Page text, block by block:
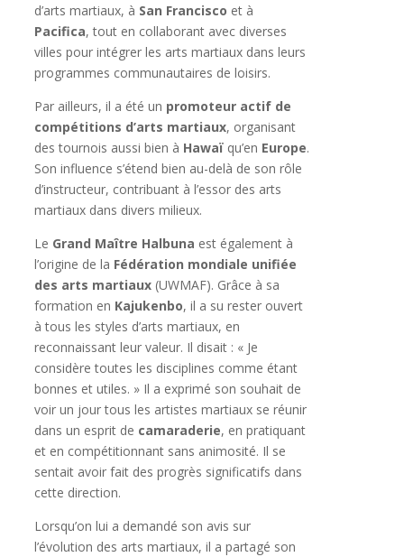
d’arts martiaux, à San Francisco et à
Pacifica, tout en collaborant avec diverses
villes pour intégrer les arts martiaux dans leurs
programmes communautaires de loisirs.
Par ailleurs, il a été un promoteur actif de
compétitions d’arts martiaux, organisant
des tournois aussi bien à Hawaï qu’en Europe.
Son influence s’étend bien au-delà de son rôle
d’instructeur, contribuant à l’essor des arts
martiaux dans divers milieux.
Le Grand Maître Halbuna est également à
l’origine de la Fédération mondiale unifiée
des arts martiaux (UWMAF). Grâce à sa
formation en Kajukenbo, il a su rester ouvert
à tous les styles d’arts martiaux, en
reconnaissant leur valeur. Il disait : « Je
considère toutes les disciplines comme étant
bonnes et utiles. » Il a exprimé son souhait de
voir un jour tous les artistes martiaux se réunir
dans un esprit de camaraderie, en pratiquant
et en compétitionnant sans animosité. Il se
sentait avoir fait des progrès significatifs dans
cette direction.
Lorsqu’on lui a demandé son avis sur
l’évolution des arts martiaux, il a partagé son